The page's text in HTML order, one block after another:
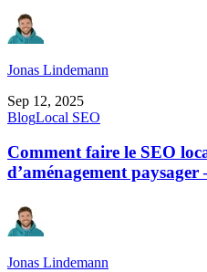
Jonas Lindemann
Sep 12, 2025
BlogLocal SEO
Comment faire le SEO
d’aménagement
Jonas Lindemann